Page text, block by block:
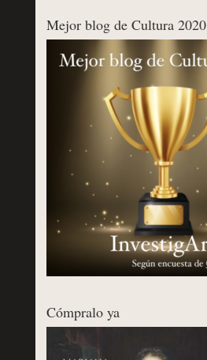
Mejor blog de Cultura 2020
Cómpralo ya